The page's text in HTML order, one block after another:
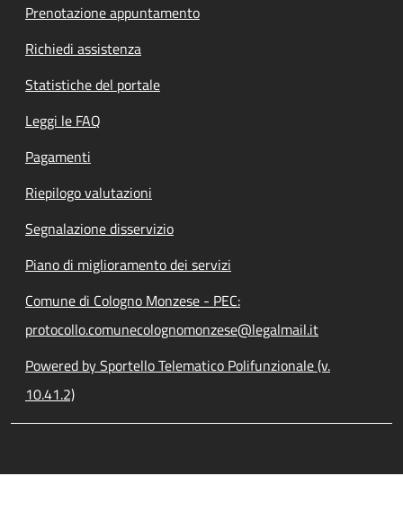
Prenotazione appuntamento
Richiedi assistenza
Statistiche del portale
Leggi le FAQ
Pagamenti
Riepilogo valutazioni
Segnalazione disservizio
Piano di miglioramento dei servizi
Comune di Cologno Monzese - PEC:
protocollo.comunecolognomonzese@legalmail.it
Powered by Sportello Telematico Polifunzionale (v.
10.41.2)